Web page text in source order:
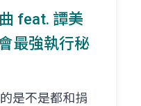
feat. 譚美
最強執行秘
是不是都和捐